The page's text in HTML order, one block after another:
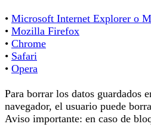
• Microsoft Internet Explorer o
• Mozilla Firefox
• Chrome
• Safari
• Opera
Para borrar los datos guardados
navegador, el usuario puede
Aviso importante: en caso de